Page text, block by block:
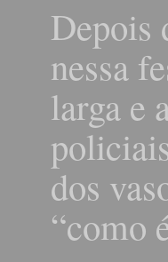
Depois
nessa
larga e
dos
“como